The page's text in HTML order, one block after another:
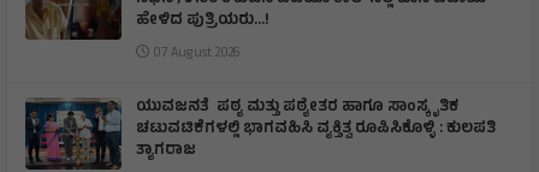
ಹೇಳಿದ ಪುತ್ರಿಯರು...!
07 August 2026
ಯುವಜನತೆ ಪಠ್ಯ ಮತ್ತು ಪಠ್ಯೇತರ ಹಾಗೂ ಸಾಂಸ್ಕೃತಿಕ
ಚಟುವಟಿಕೆಗಳಲ್ಲಿ ಭಾಗವಹಿಸಿ ವ್ಯಕ್ತಿತ್ವ ರೂಪಿಸಿಕೊಳ್ಳಿ : ಕುಲಪತಿ
ತ್ಯಾಗರಾಜ